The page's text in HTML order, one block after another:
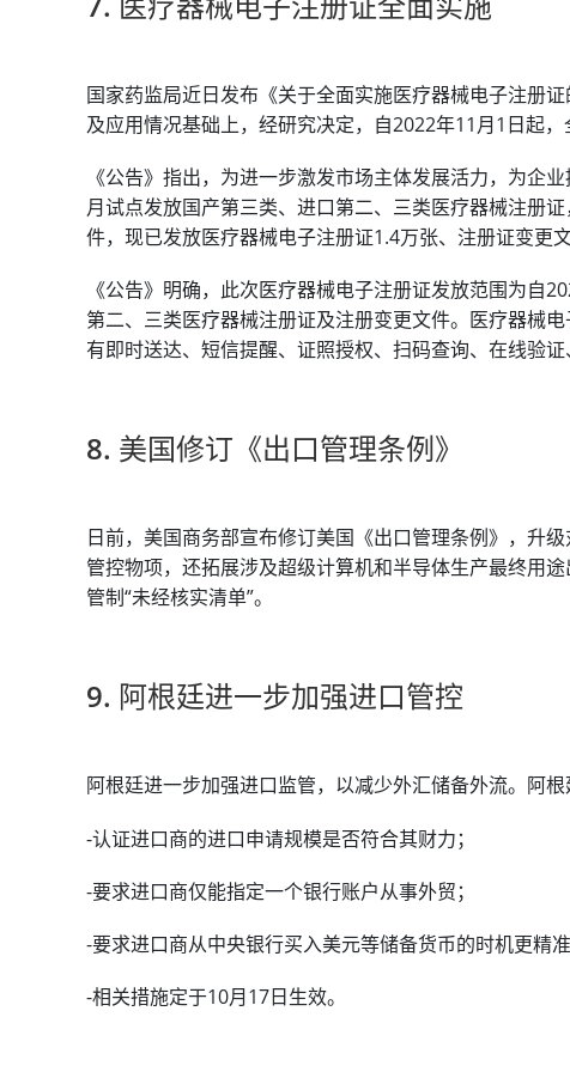
国家药监局近日发布《关于全面实施医疗器械电子注册
及应用情况基础上，经研究决定，自2022年11月1日起，
《公告》指出，为进一步激发市场主体发展活力，为企
月试点发放国产第三类、进口第二、三类医疗器械注册
件，现已发放医疗器械电子注册证1.4万张、注册证变更文
《公告》明确，此次医疗器械电子注册证发放范围为自
第二、三类医疗器械注册证及注册变更文件。医疗器械
有即时送达、短信提醒、证照授权、扫码查询、在线验证
8. 美国修订《出口管理条例》
日前，美国商务部宣布修订美国《出口管理条例》，升
管控物项，还拓展涉及超级计算机和半导体生产最终用
管制“未经核实清单”。
9. 阿根廷进一步加强进口管控
阿根廷进一步加强进口监管，以减少外汇储备外流。阿根
-认证进口商的进口申请规模是否符合其财力；
-要求进口商仅能指定一个银行账户从事外贸；
-要求进口商从中央银行买入美元等储备货币的时机更精准
-相关措施定于10月17日生效。